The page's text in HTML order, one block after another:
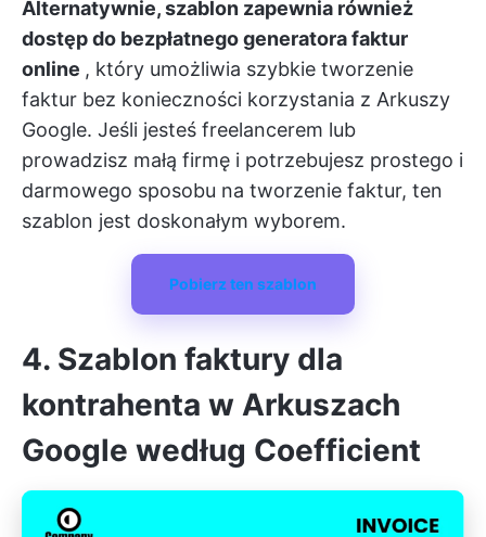
Alternatywnie, szablon zapewnia również
dostęp do bezpłatnego generatora faktur
online , który umożliwia szybkie tworzenie
faktur bez konieczności korzystania z Arkuszy
Google. Jeśli jesteś freelancerem lub
prowadzisz małą firmę i potrzebujesz prostego i
darmowego sposobu na tworzenie faktur, ten
szablon jest doskonałym wyborem.
Pobierz ten szablon
4. Szablon faktury dla
kontrahenta w Arkuszach
Google według Coefficient